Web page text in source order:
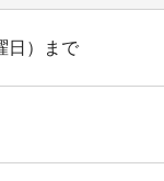
日）まで